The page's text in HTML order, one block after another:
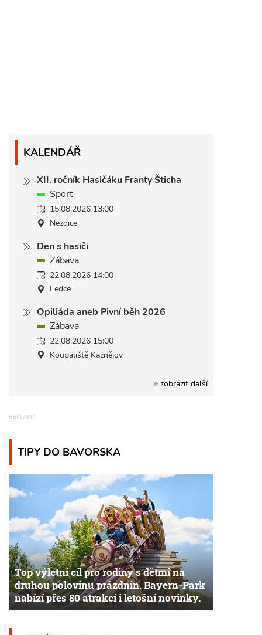
KALENDÁŘ
XII. ročník Hasičáku Franty Šticha
Sport
15.08.2026 13:00
Nezdice
Den s hasiči
Zábava
22.08.2026 14:00
Ledce
Opiliáda aneb Pivní běh 2026
Zábava
22.08.2026 15:00
Koupaliště Kaznějov
zobrazit další
TIPY DO BAVORSKA
Top výletní cíl pro rodiny s dětmi na
druhou polovinu prázdnin. Bayern-Park
nabízí přes 80 atrakcí i letošní novinky.